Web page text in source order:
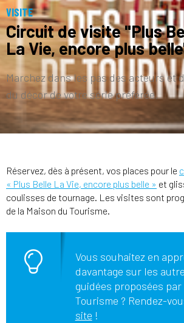
VISITE
Circuit de visite "Plus
La Vie, encore plus
Marchez dans les pas des acteurs et
du décor de votre série préférée.
Réservez, dès à présent, vos places pour le
« Plus Belle La Vie, encore plus belle » et
coulisses de tournage. Les visites sont
de la Maison du Tourisme.
Vous souhaitez en
davantage sur les
guidées proposées par
Tourisme ? Rendez-
site !